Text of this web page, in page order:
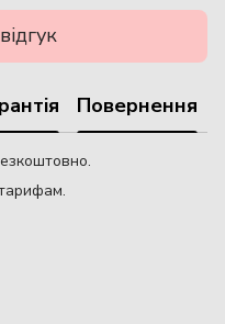
Повернення